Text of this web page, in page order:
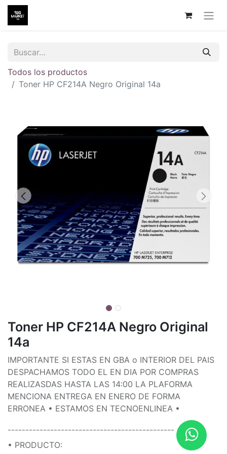
Todos los productos
Toner HP CF214A Negro Original 14a
Toner HP CF214A Negro Original
14a
IMPORTANTE SI ESTAS EN GBA o INTERIOR DEL PAIS
DESPACHAMOS TODO EL EN DIA POR COMPRAS
REALIZASDAS HASTA LAS 14:00 LA PLAFORMA
MENCIONA ENTREGA EN ENERO DE FORMA
ERRONEA • ESTAMOS EN TECNOENLINEA •
¯¯¯¯¯¯¯¯¯¯¯¯¯¯¯¯¯¯¯¯¯¯¯¯¯¯¯¯¯¯¯¯¯¯¯¯¯¯¯¯¯¯¯¯¯¯¯
• PRODUCTO: